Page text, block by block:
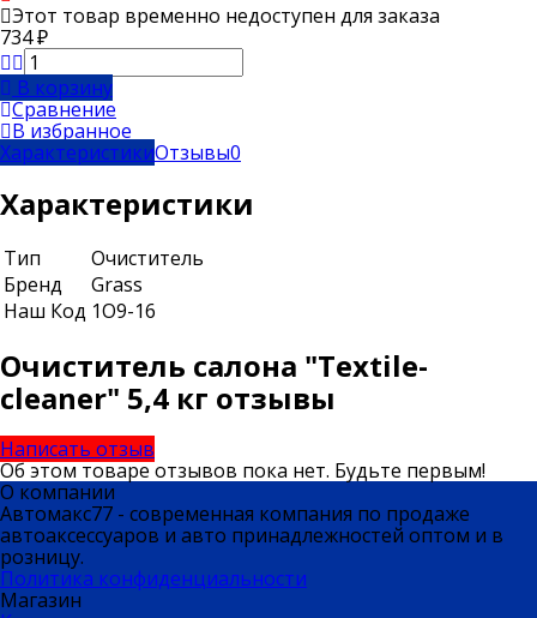
Этот товар временно недоступен для заказа
734₽
В корзину
Сравнение
В избранное
ХарактеристикиОтзывы0
Характеристики
Тип
Очиститель
Бренд
Grass
Наш Код 1О9-16
Очиститель салона "Textile-
cleaner" 5,4 кг отзывы
Написать отзыв
Об этом товаре отзывов пока нет. Будьте первым!
О компании
Автомакс77 - современная компания по продаже
автоаксессуаров и авто принадлежностей оптом и в
розницу.
Политика конфиденциальности
Магазин